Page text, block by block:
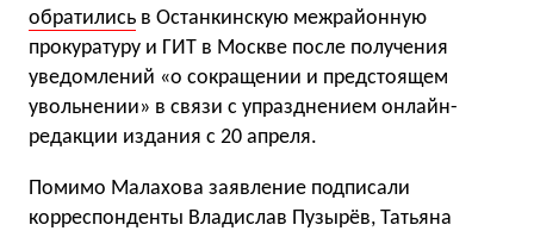
обратились в Останкинскую межрайонную
прокуратуру и ГИТ в Москве после получения
уведомлений «о сокращении и предстоящем
увольнении» в связи с упразднением онлайн-
редакции издания с 20 апреля.
Помимо Малахова заявление подписали
корреспонденты Владислав Пузырёв, Татьяна